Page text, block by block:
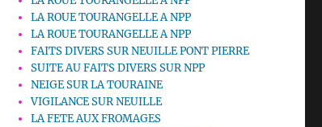
LA ROUE TOURANGELLE A NPP
LA ROUE TOURANGELLE A NPP
FAITS DIVERS SUR NEUILLE PONT PIERRE
SUITE AU FAITS DIVERS SUR NPP
NEIGE SUR LA TOURAINE
VIGILANCE SUR NEUILLE
LA FETE AUX FROMAGES